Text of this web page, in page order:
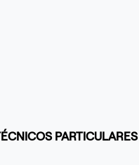
PARTICULARES